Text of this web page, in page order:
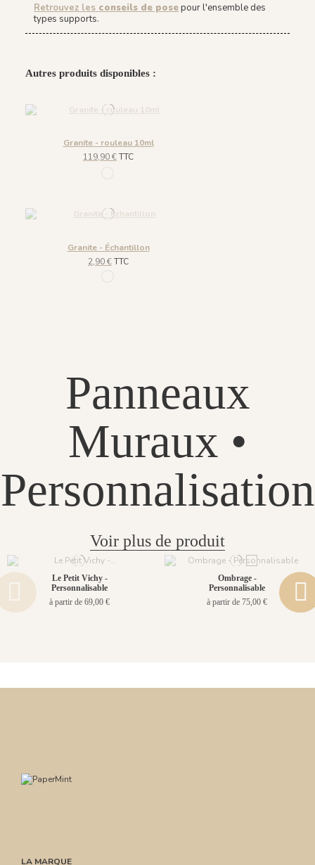
Retrouvez les conseils de posepour l'ensemble des
types supports.
Autres produits disponibles :
Granite - rouleau 10ml
119,90 €TTC
Granite - Échantillon
2,90 €TTC
Panneaux
Muraux •
Personnalisation
Voir plus de produit
Le Petit Vichy -
Personnalisable
à partir de 69,00 €
Ombrage -
Personnalisable
à partir de 75,00 €
LA MARQUE